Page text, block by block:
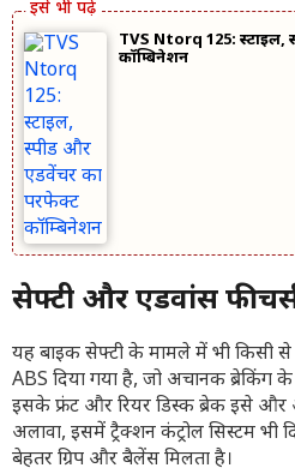
TVS Ntorq 125: स्टाइल,
कॉम्बिनेशन
सेफ्टी और एडवांस
यह बाइक सेफ्टी के मामले में भी किसी
ABS दिया गया है, जो अचानक ब्रेकिंग
इसके फ्रंट और रियर डिस्क ब्रेक इसे और
अलावा, इसमें ट्रैक्शन कंट्रोल सिस्टम भी
बेहतर ग्रिप और बैलेंस मिलता है।